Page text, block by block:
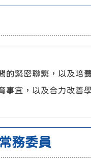
的緊密聯繫，以及培
事宜，以及合力改善
務委員